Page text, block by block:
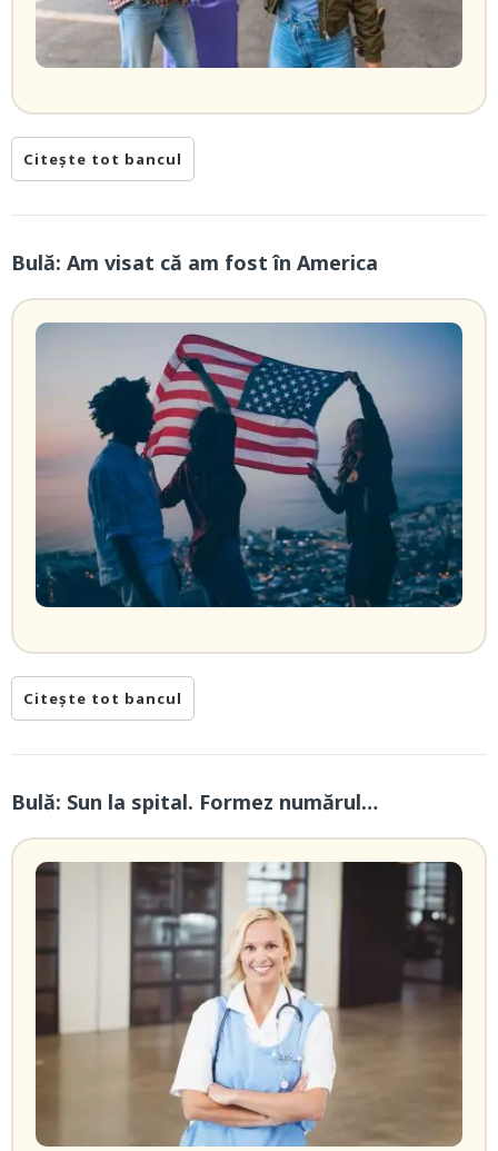
Citește tot bancul
Bulă: Am visat că am fost în America
Citește tot bancul
Bulă: Sun la spital. Formez numărul…